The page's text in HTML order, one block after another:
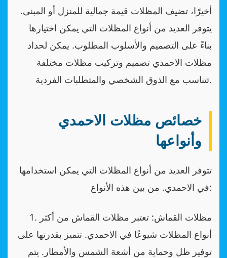
أخيرًا، تضيف المظلات قيمة جمالية للمنزل أو المبنى.
يتوفر العديد من أنواع المظلات التي يمكن اختيارها
بناءً على التصميم والأسلوب المطلوب. يمكن لحداد
مظلات الاحمدي تصميم وتركيب مظلات مختلفة
تتناسب مع الذوق الشخصي والمتطلبات الفردية.
خصائص مظلات الاحمدي
وأنواعها
تتوفر العديد من أنواع المظلات التي يمكن استخدامها
في الاحمدي. من بين هذه الأنواع:
1. مظلات القماش: تعتبر مظلات القماش من أكثر
أنواع المظلات شيوعًا في الاحمدي. تتميز بقدرتها على
توفير ظل وحماية من أشعة الشمس والأمطار. يتم